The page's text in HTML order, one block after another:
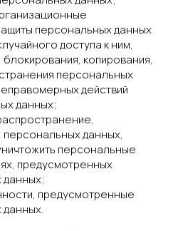
персональных данных
доступа к ним,
копирования,
персональных
действий
данных;
данных,
персональные
предусмотренных
предусмотренные